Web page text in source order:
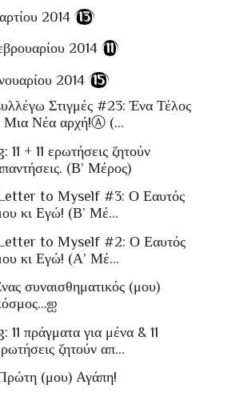
2014 (13)
2014 (11)
2014 (15)
Στιγμές #23: Ένα Τέλος
Μια Νέα αρχή!Ⓐ (...
11 + 11 ερωτήσεις ζητούν
(Β’ Μέρος)
to Μyself #3: Ο Εαυτός
κι Εγώ! (Β’ Μέ...
to Μyself #2: Ο Εαυτός
κι Εγώ! (Α’ Μέ...
συναισθηματικός (μου)
11 πράγματα για μένα & 11
ζητούν απ...
(μου) Αγάπη!